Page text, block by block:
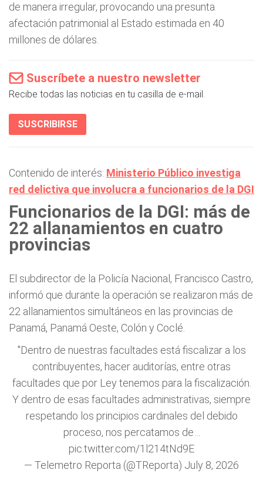
de manera irregular, provocando una presunta
afectación patrimonial al Estado estimada en 40
millones de dólares.
Suscríbete a nuestro newsletter
Recibe todas las noticias en tu casilla de e-mail.
SUSCRIBIRSE
Contenido de interés: Ministerio Público investiga
red delictiva que involucra a funcionarios de la DGI
Funcionarios de la DGI: más de
22 allanamientos en cuatro
provincias
El subdirector de la Policía Nacional, Francisco Castro,
informó que durante la operación se realizaron más de
22 allanamientos simultáneos en las provincias de
Panamá, Panamá Oeste, Colón y Coclé.
"Dentro de nuestras facultades está fiscalizar a los
contribuyentes, hacer auditorías, entre otras
facultades que por Ley tenemos para la fiscalización.
Y dentro de esas facultades administrativas, siempre
respetando los principios cardinales del debido
proceso, nos percatamos de…
pic.twitter.com/1l214tNd9E
— Telemetro Reporta (@TReporta) July 8, 2026